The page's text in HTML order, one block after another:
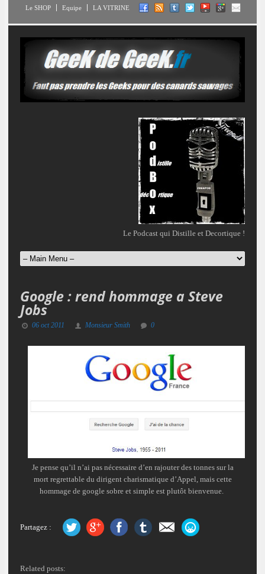
Le SHOP Equipe LA VITRINE
Le Podcast qui Distille et Decortique !
Google : rend hommage a Steve
Jobs
06 oct 2011 Monsieur Smith 0
Je pense qu’il n’ai pas nécessaire d’en rajouter des tonnes sur la
mort regrettable du dirigent charismatique d’Appel, mais cette
hommage de google sobre et simple est plutôt bienvenue.
Partagez :
Related posts: